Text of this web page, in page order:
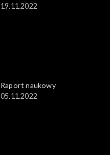
19.11.2022
Raport naukowy
05.11.2022